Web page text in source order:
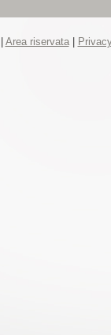
Area riservata|